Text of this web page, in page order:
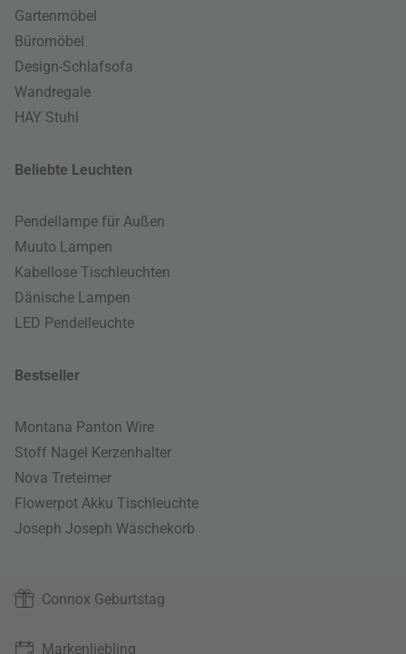
Gartenmöbel
Büromöbel
Design-Schlafsofa
Wandregale
HAY Stuhl
Beliebte Leuchten
Pendellampe für Außen
Muuto Lampen
Kabellose Tischleuchten
Dänische Lampen
LED Pendelleuchte
Bestseller
Montana Panton Wire
Stoff Nagel Kerzenhalter
Nova Treteimer
Flowerpot Akku Tischleuchte
Joseph Joseph Wäschekorb
Connox Geburtstag
Markenliebling